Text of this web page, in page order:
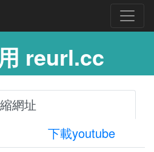
reurl.cc
縮網址
下載youtube